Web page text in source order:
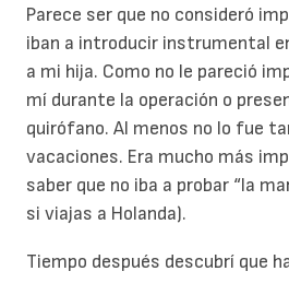
Parece ser que no consideró
iban a introducir instrumental
a mi hija. Como no le pareció
mí durante la operación o
quirófano. Al menos no lo fue
vacaciones. Era mucho más
saber que no iba a probar “la
si viajas a Holanda).
Tiempo después descubrí que